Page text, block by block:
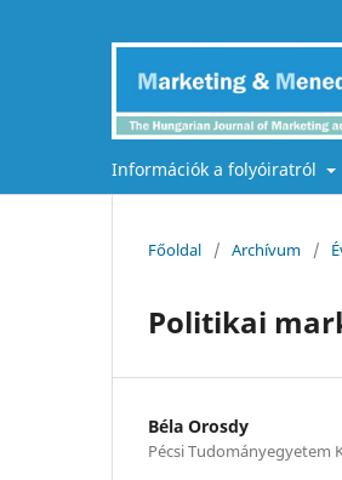
Információk a folyóiratról
Főoldal / Archívum /
Politikai
Béla Orosdy
Pécsi Tudományegyetem